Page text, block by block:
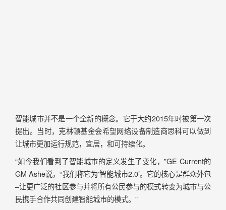
智能城市并不是一个全新的概念。它于大约2015年时被第一次
提出。当时，克林顿基金会希望网络设备制造商思科可以做到
让城市更加运行规范，宜居，和可持续化。
“如今我们看到了智能城市的定义发生了变化，”GE Current的
GM Ashe说，“我们称它为‘智能城市2.0’。它的核心是群众外包
–让更广泛的社区参与并将所有公民参与的模式转变为城市与公
民携手合作共同创建智能城市的模式。”